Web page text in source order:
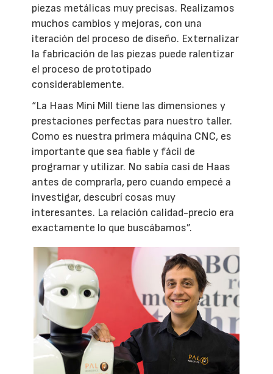
piezas metálicas muy precisas. Realizamos
muchos cambios y mejoras, con una
iteración del proceso de diseño. Externalizar
la fabricación de las piezas puede ralentizar
el proceso de prototipado
considerablemente.
“La Haas Mini Mill tiene las dimensiones y
prestaciones perfectas para nuestro taller.
Como es nuestra primera máquina CNC, es
importante que sea fiable y fácil de
programar y utilizar. No sabía casi de Haas
antes de comprarla, pero cuando empecé a
investigar, descubrí cosas muy
interesantes. La relación calidad-precio era
exactamente lo que buscábamos”.